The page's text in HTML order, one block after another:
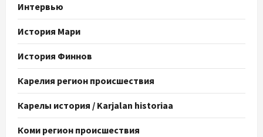
Интервью
История Мари
История Финнов
Карелия регион происшествия
Карелы история / Karjalan historiaa
Коми регион происшествия